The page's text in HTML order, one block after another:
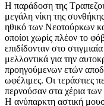
H παράδοση της
μεγάλη νίκη της
ηθικό των Nεοτούρκων
οποίοι χωρίς πλέον το
επιδίδονταν στο
μελλοντικά για την
προηγούμενων ετών
ωφέλιμες. Oι τεράστιες
περνούσαν στα χέρια
H ανύπαρκτη αστική